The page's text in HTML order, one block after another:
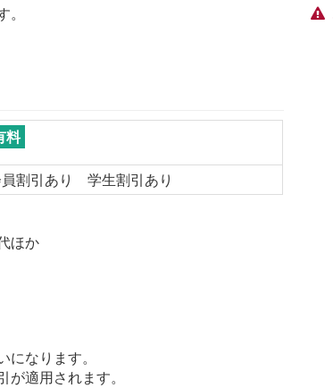
料
員割引あり 学生割引あり
ほか
になります。
が適用されます。